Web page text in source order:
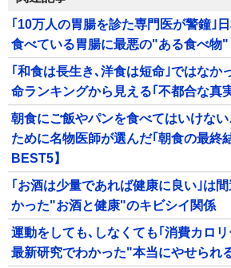
｢10万人の胃腸を診た専門医が警鐘｣
食べている胃腸に最悪の"ある食べ物"
｢和食は長生き､洋食は短命｣ではな
命ランキングから見える｢不都合な真
朝食にご飯やパンを食べてはいけな
ために名物医師が選んだ｢朝食の最終
BEST5】
｢お酒は少量であれば健康に良い｣は
かった"お酒と健康"のキビシイ関係
運動をしても､しなくても｢消費カロ
最新研究でわかった"本当にやせられ